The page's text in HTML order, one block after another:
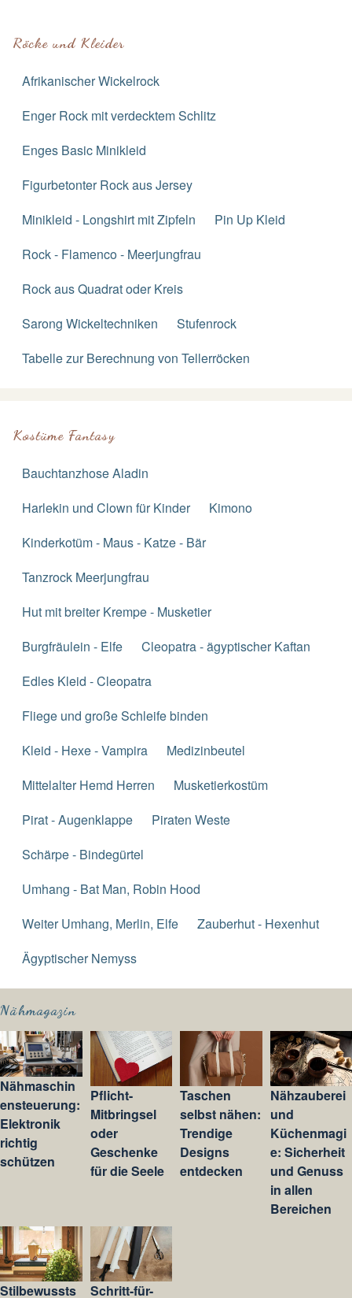
Röcke und Kleider
Afrikanischer Wickelrock
Enger Rock mit verdecktem Schlitz
Enges Basic Minikleid
Figurbetonter Rock aus Jersey
Minikleid - Longshirt mit Zipfeln
Pin Up Kleid
Rock - Flamenco - Meerjungfrau
Rock aus Quadrat oder Kreis
Sarong Wickeltechniken
Stufenrock
Tabelle zur Berechnung von Tellerröcken
Kostüme Fantasy
Bauchtanzhose Aladin
Harlekin und Clown für Kinder
Kimono
Kinderkotüm - Maus - Katze - Bär
Tanzrock Meerjungfrau
Hut mit breiter Krempe - Musketier
Burgfräulein - Elfe
Cleopatra - ägyptischer Kaftan
Edles Kleid - Cleopatra
Fliege und große Schleife binden
Kleid - Hexe - Vampira
Medizinbeutel
Mittelalter Hemd Herren
Musketierkostüm
Pirat - Augenklappe
Piraten Weste
Schärpe - Bindegürtel
Umhang - Bat Man, Robin Hood
Weiter Umhang, Merlin, Elfe
Zauberhut - Hexenhut
Ägyptischer Nemyss
Nähmagazin
Nähmaschin
ensteuerung:
Elektronik
richtig
schützen
Pflicht-
Mitbringsel
oder
Geschenke
für die Seele
Taschen
selbst nähen:
Trendige
Designs
entdecken
Nähzauberei
und
Küchenmagi
e: Sicherheit
und Genuss
in allen
Bereichen
Stilbewussts Schritt-für-